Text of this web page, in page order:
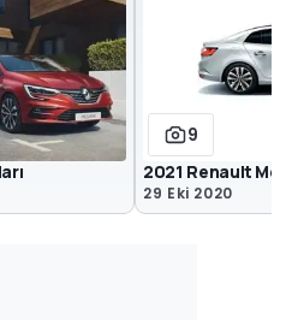
9
2021 Renault
29 Eki 2020